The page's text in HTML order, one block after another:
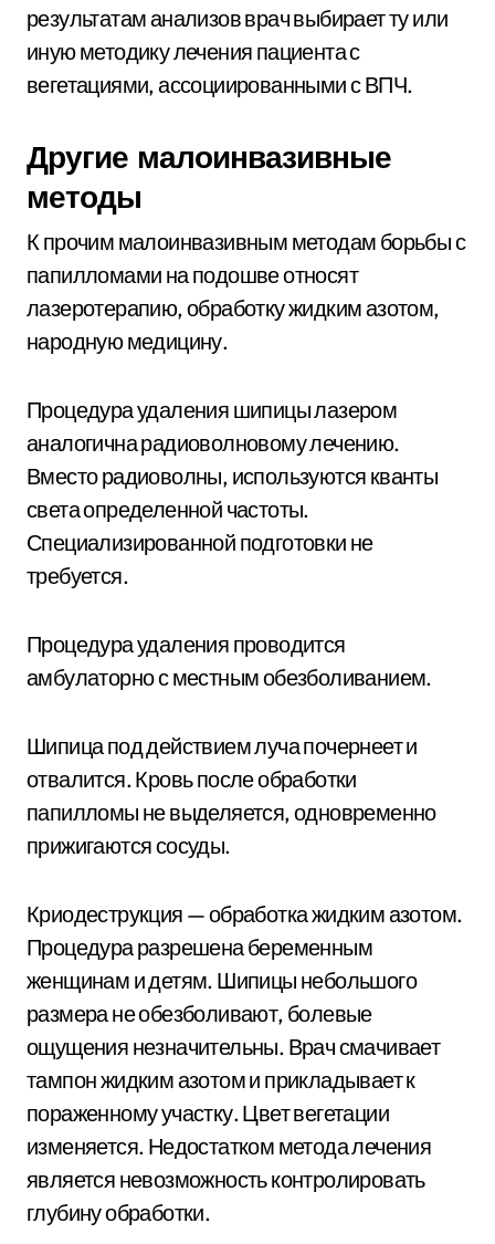
результатам анализов врач выбирает ту или
иную методику лечения пациента с
вегетациями, ассоциированными с ВПЧ.
Другие малоинвазивные
методы
К прочим малоинвазивным методам борьбы с
папилломами на подошве относят
лазеротерапию, обработку жидким азотом,
народную медицину.
Процедура удаления шипицы лазером
аналогична радиоволновому лечению.
Вместо радиоволны, используются кванты
света определенной частоты.
Специализированной подготовки не
требуется.
Процедура удаления проводится
амбулаторно с местным обезболиванием.
Шипица под действием луча почернеет и
отвалится. Кровь после обработки
папилломы не выделяется, одновременно
прижигаются сосуды.
Криодеструкция — обработка жидким азотом.
Процедура разрешена беременным
женщинам и детям. Шипицы небольшого
размера не обезболивают, болевые
ощущения незначительны. Врач смачивает
тампон жидким азотом и прикладывает к
пораженному участку. Цвет вегетации
изменяется. Недостатком метода лечения
является невозможность контролировать
глубину обработки.